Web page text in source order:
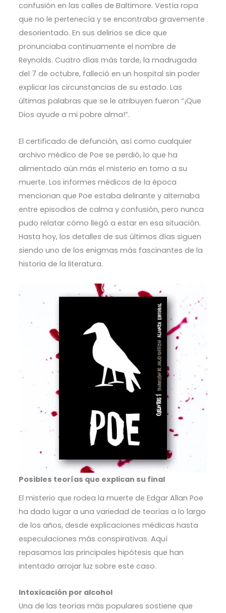
confusión en las calles de Baltimore. Vestía ropa
que no le pertenecía y se encontraba gravemente
desorientado. En sus delirios se dice que
pronunciaba continuamente el nombre de
Reynolds. Cuatro días más tarde, la madrugada
del 7 de octubre, falleció en un hospital sin poder
explicar las circunstancias de su estado. Las
últimas palabras que se le atribuyen fueron “¡Que
Dios ayude a mi pobre alma!”.
El certificado de defunción, así como cualquier
archivo médico de Poe se perdió, lo que ha
alimentado aún más el misterio en torno a su
muerte. Los informes médicos de la época
mencionan que Poe estaba delirante y alternaba
entre episodios de calma y confusión, pero nunca
pudo relatar cómo llegó a estar en esa situación.
Hasta hoy, los detalles de sus últimos días siguen
siendo uno de los enigmas más fascinantes de la
historia de la literatura.
Posibles teorías que explican su final
El misterio que rodea la muerte de Edgar Allan Poe
ha dado lugar a una variedad de teorías a lo largo
de los años, desde explicaciones médicas hasta
especulaciones más conspirativas. Aquí
repasamos las principales hipótesis que han
intentado arrojar luz sobre este caso.
Intoxicación por alcohol
Una de las teorías más populares sostiene que